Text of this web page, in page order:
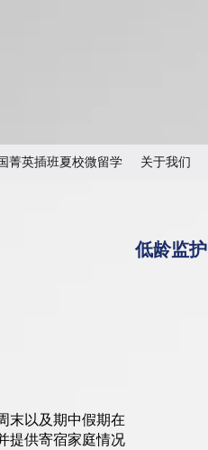
菁英插班夏校微留学 关于我们
低龄监护
末以及期中假期在
提供寄宿家庭情况